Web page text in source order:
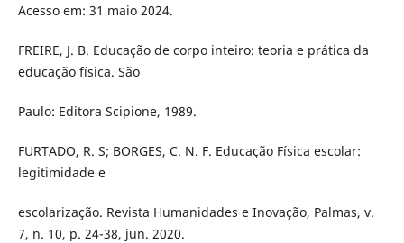
Acesso em: 31 maio 2024.
FREIRE, J. B. Educação de corpo inteiro: teoria e prática da
educação física. São
Paulo: Editora Scipione, 1989.
FURTADO, R. S; BORGES, C. N. F. Educação Física escolar:
legitimidade e
escolarização. Revista Humanidades e Inovação, Palmas, v.
7, n. 10, p. 24-38, jun. 2020.